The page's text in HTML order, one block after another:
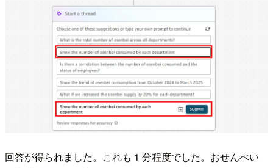
回答が得られました。これも 1 分程度でした。おせんべい